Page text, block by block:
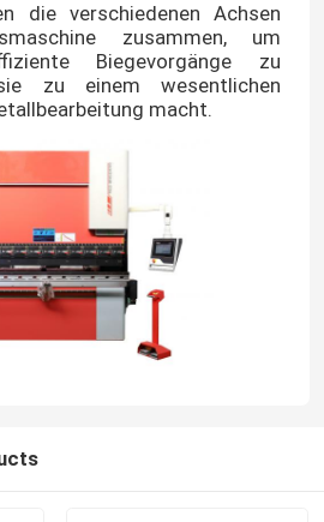
die verschiedenen Achsen
zusammen, um
Biegevorgänge zu
zu einem wesentlichen
macht.